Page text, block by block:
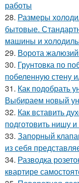
работы
28. Размеры
бытовые.
машины и
29. Ворота
30. Грунтовка по
побеленную стену
31. Как подобрать
Выбираем новый
32. Как вставить
подготовить нишу и
33. Запорный
из себя
34. Разводка
квартире